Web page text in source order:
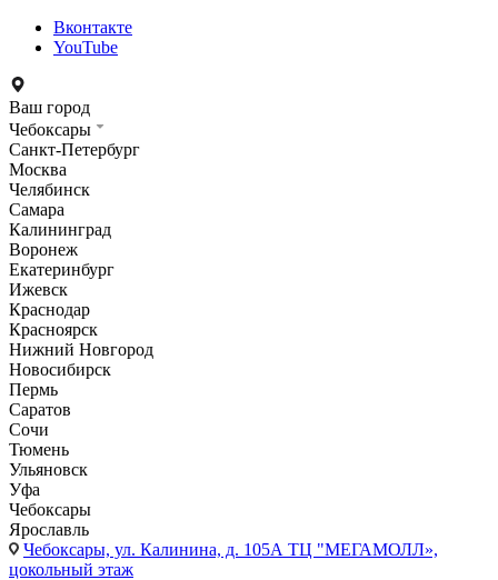
Вконтакте
YouTube
Ваш город
Чебоксары
Санкт-Петербург
Москва
Челябинск
Самара
Калининград
Воронеж
Екатеринбург
Ижевск
Краснодар
Красноярск
Нижний Новгород
Новосибирск
Пермь
Саратов
Сочи
Тюмень
Ульяновск
Уфа
Чебоксары
Ярославль
Чебоксары, ул. Калинина, д. 105А ТЦ "МЕГАМОЛЛ»,
цокольный этаж